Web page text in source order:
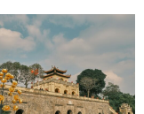
河内（第
年越南食
分）